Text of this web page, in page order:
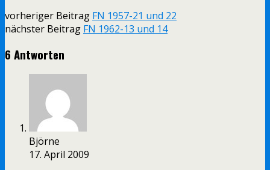
vorheriger Beitrag FN 1957-21 und 22
nächster Beitrag FN 1962-13 und 14
6 Antworten
Björne
17. April 2009